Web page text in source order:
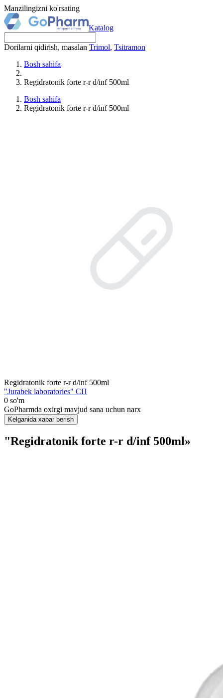
Manzilingizni ko'rsating
Katalog
Dorilarni qidirish, masalan Trimol, Tsitramon
Bosh sahifa
Regidratonik forte r-r d/inf 500ml
Bosh sahifa
Regidratonik forte r-r d/inf 500ml
Regidratonik forte r-r d/inf 500ml
"Jurabek laboratories" СП
0 so'm
GoPharmda oxirgi mavjud sana uchun narx
Kelganida xabar berish
"Regidratonik forte r-r d/inf 500ml»